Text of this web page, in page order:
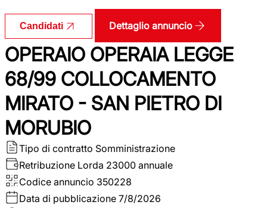
Candidati Dettaglio annuncio
OPERAIO OPERAIA LEGGE
68/99 COLLOCAMENTO
MIRATO - SAN PIETRO DI
MORUBIO
Tipo di contratto Somministrazione
Retribuzione Lorda 23000 annuale
Codice annuncio 350228
Data di pubblicazione 7/8/2026